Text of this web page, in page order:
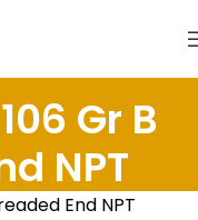
Gr B
NPT
End NPT